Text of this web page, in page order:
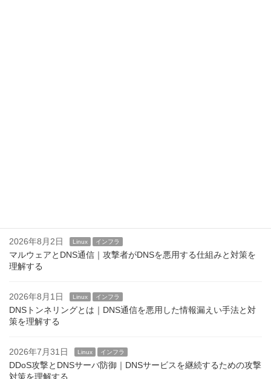
2026年8月2日 Linux インフラ
マルウェアとDNS通信｜攻撃者がDNSを悪用する仕組みと対策を
理解する
2026年8月1日 Linux インフラ
DNSトンネリングとは｜DNS通信を悪用した情報漏えい手法と対
策を理解する
2026年7月31日 Linux インフラ
DDoS攻撃とDNSサーバ防御｜DNSサービスを継続するための攻撃
対策を理解する